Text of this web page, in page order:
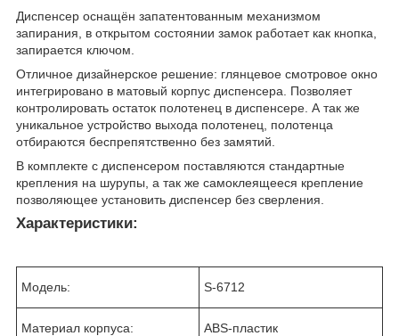
Диспенсер оснащён запатентованным механизмом
запирания, в открытом состоянии замок работает как кнопка,
запирается ключом.
Отличное дизайнерское решение: глянцевое смотровое окно
интегрировано в матовый корпус диспенсера. Позволяет
контролировать остаток полотенец в диспенсере. А так же
уникальное устройство выхода полотенец, полотенца
отбираются беспрепятственно без замятий.
В комплекте с диспенсером поставляются стандартные
крепления на шурупы, а так же самоклеящееся крепление
позволяющее установить диспенсер без сверления.
Характеристики:
Модель: S-6712
Материал корпуса: ABS-пластик